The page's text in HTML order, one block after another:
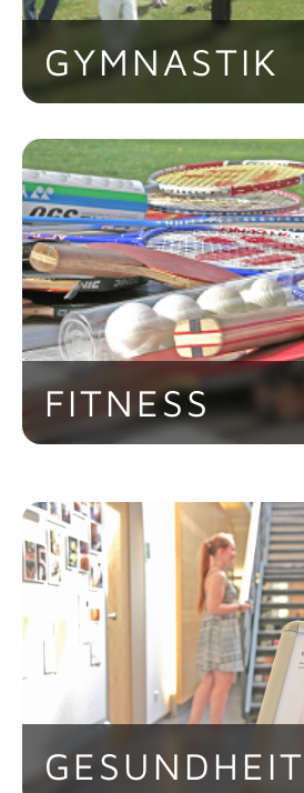
GYMNASTIK
Zweimal pro Woche
Arbeitsplatz oder bei
auch im Freien
statt, die zur
Mitarbeiter beitragen. In
Abständen werden auch
Tiefenentspannung
FITNESS
Rund um die Uhr steht
Fitness-Raum für
zur Verfügung.
zum Fitness in den
Feierabend treffen und
betätigen -
Hilfsmittel sorgen für